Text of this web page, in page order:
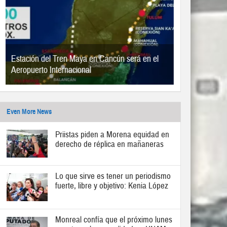
Estación del Tren Maya en Cancún será en el
Aeropuerto Internacional
Even More News
Priistas piden a Morena equidad en
derecho de réplica en mañaneras
Lo que sirve es tener un periodismo
fuerte, libre y objetivo: Kenia López
Monreal confía que el próximo lunes